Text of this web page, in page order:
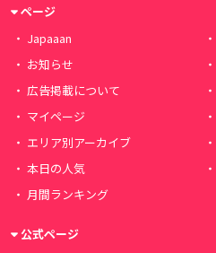
ページ
Japaaan
お知らせ
広告掲載について
マイページ
エリア別アーカイブ
本日の人気
月間ランキング
公式ページ